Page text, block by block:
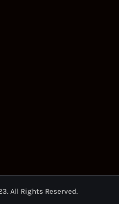
All Rights Reserved.